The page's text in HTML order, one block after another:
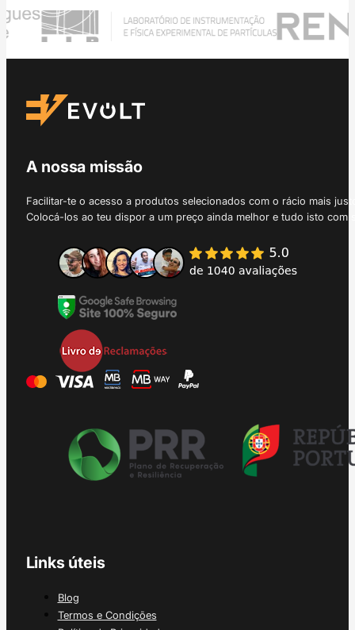
A nossa missão
Facilitar-te o acesso a produtos selecionados com o rácio mais
Colocá-los ao teu dispor a um preço ainda melhor e tudo isto
Links úteis
Blog
Termos e Condições